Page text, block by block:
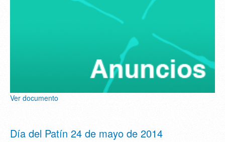
Ver documento
Día del Patín 24 de mayo de 2014